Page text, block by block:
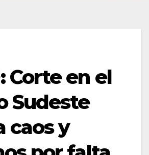
Corte en el
Sudeste
caos y